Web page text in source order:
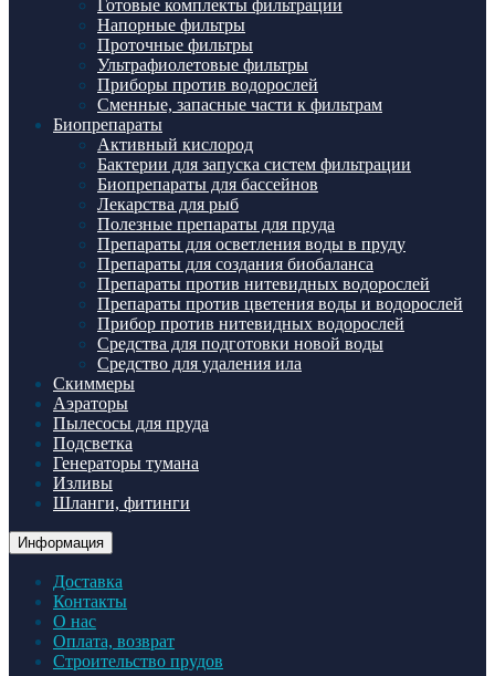
Готовые комплекты фильтрации
Напорные фильтры
Проточные фильтры
Ультрафиолетовые фильтры
Приборы против водорослей
Сменные, запасные части к фильтрам
Биопрепараты
Активный кислород
Бактерии для запуска систем фильтрации
Биопрепараты для бассейнов
Лекарства для рыб
Полезные препараты для пруда
Препараты для осветления воды в пруду
Препараты для создания биобаланса
Препараты против нитевидных водорослей
Препараты против цветения воды и водорослей
Прибор против нитевидных водорослей
Средства для подготовки новой воды
Средство для удаления ила
Скиммеры
Аэраторы
Пылесосы для пруда
Подсветка
Генераторы тумана
Изливы
Шланги, фитинги
Информация
Доставка
Контакты
О нас
Оплата, возврат
Строительство прудов